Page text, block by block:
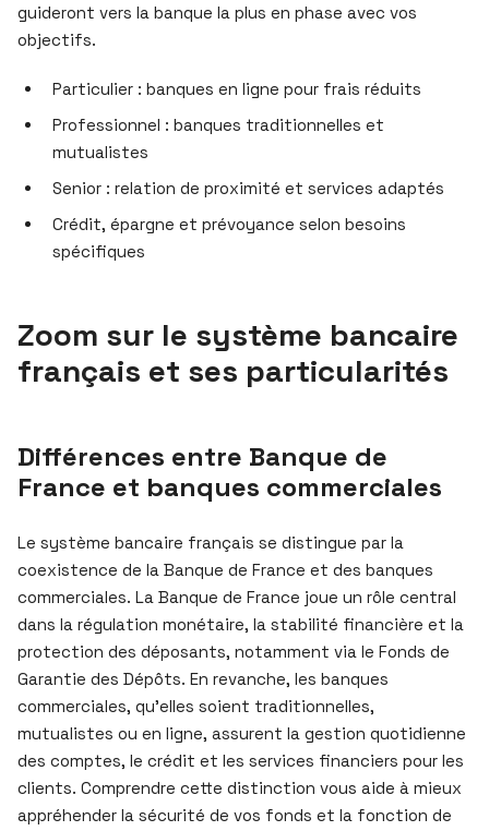
guideront vers la banque la plus en phase avec vos
objectifs.
Particulier : banques en ligne pour frais réduits
Professionnel : banques traditionnelles et
mutualistes
Senior : relation de proximité et services adaptés
Crédit, épargne et prévoyance selon besoins
spécifiques
Zoom sur le système bancaire
français et ses particularités
Différences entre Banque de
France et banques commerciales
Le système bancaire français se distingue par la
coexistence de la Banque de France et des banques
commerciales. La Banque de France joue un rôle central
dans la régulation monétaire, la stabilité financière et la
protection des déposants, notamment via le Fonds de
Garantie des Dépôts. En revanche, les banques
commerciales, qu’elles soient traditionnelles,
mutualistes ou en ligne, assurent la gestion quotidienne
des comptes, le crédit et les services financiers pour les
clients. Comprendre cette distinction vous aide à mieux
appréhender la sécurité de vos fonds et la fonction de